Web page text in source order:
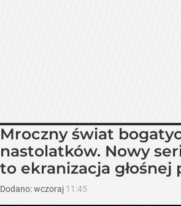
Mroczny świat
nastolatków. Nowy
to ekranizacja głośnej
Dodano:wczoraj 11:45